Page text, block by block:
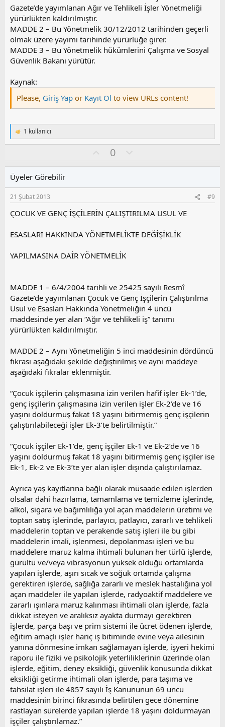
Gazete’de yayımlanan Ağır ve Tehlikeli İşler Yönetmeliği
yürürlükten kaldırılmıştır.
MADDE 2 – Bu Yönetmelik 30/12/2012 tarihinden geçerli
olmak üzere yayımı tarihinde yürürlüğe girer.
MADDE 3 – Bu Yönetmelik hükümlerini Çalışma ve Sosyal
Güvenlik Bakanı yürütür.
Kaynak:
Please, Giriş Yap or Kayıt Ol to view URLs content!
T
e
i
l
e
r
:
1 kullanıcı
y
0
l
s
u
z
y
Üyeler Görebilir
21 Şubat 2013 #9
ÇOCUK VE GENÇ İŞÇİLERİN ÇALIŞTIRILMA USUL VE
ESASLARI HAKKINDA YÖNETMELİKTE DEĞİŞİKLİK
YAPILMASINA DAİR YÖNETMELİK
MADDE 1 – 6/4/2004 tarihli ve 25425 sayılı Resmî
Gazete’de yayımlanan Çocuk ve Genç İşçilerin Çalıştırılma
Usul ve Esasları Hakkında Yönetmeliğin 4 üncü
maddesinde yer alan “Ağır ve tehlikeli iş” tanımı
yürürlükten kaldırılmıştır.
MADDE 2 – Aynı Yönetmeliğin 5 inci maddesinin dördüncü
fıkrası aşağıdaki şekilde değiştirilmiş ve aynı maddeye
aşağıdaki fıkralar eklenmiştir.
“Çocuk işçilerin çalışmasına izin verilen hafif işler Ek-1’de,
genç işçilerin çalışmasına izin verilen işler Ek-2’de ve 16
yaşını doldurmuş fakat 18 yaşını bitirmemiş genç işçilerin
çalıştırılabileceği işler Ek-3’te belirtilmiştir.”
“Çocuk işçiler Ek-1’de, genç işçiler Ek-1 ve Ek-2’de ve 16
yaşını doldurmuş fakat 18 yaşını bitirmemiş genç işçiler ise
Ek-1, Ek-2 ve Ek-3’te yer alan işler dışında çalıştırılamaz.
Ayrıca yaş kayıtlarına bağlı olarak müsaade edilen işlerden
olsalar dahi hazırlama, tamamlama ve temizleme işlerinde,
alkol, sigara ve bağımlılığa yol açan maddelerin üretimi ve
toptan satış işlerinde, parlayıcı, patlayıcı, zararlı ve tehlikeli
maddelerin toptan ve perakende satış işleri ile bu gibi
maddelerin imali, işlenmesi, depolanması işleri ve bu
maddelere maruz kalma ihtimali bulunan her türlü işlerde,
gürültü ve/veya vibrasyonun yüksek olduğu ortamlarda
yapılan işlerde, aşırı sıcak ve soğuk ortamda çalışma
gerektiren işlerde, sağlığa zararlı ve meslek hastalığına yol
açan maddeler ile yapılan işlerde, radyoaktif maddelere ve
zararlı ışınlara maruz kalınması ihtimali olan işlerde, fazla
dikkat isteyen ve aralıksız ayakta durmayı gerektiren
işlerde, parça başı ve prim sistemi ile ücret ödenen işlerde,
eğitim amaçlı işler hariç iş bitiminde evine veya ailesinin
yanına dönmesine imkan sağlamayan işlerde, işyeri hekimi
raporu ile fiziki ve psikolojik yeterliliklerinin üzerinde olan
işlerde, eğitim, deney eksikliği, güvenlik konusunda dikkat
eksikliği getirme ihtimali olan işlerde, para taşıma ve
tahsilat işleri ile 4857 sayılı İş Kanununun 69 uncu
maddesinin birinci fıkrasında belirtilen gece dönemine
rastlayan sürelerde yapılan işlerde 18 yaşını doldurmayan
işçiler çalıştırılamaz.”